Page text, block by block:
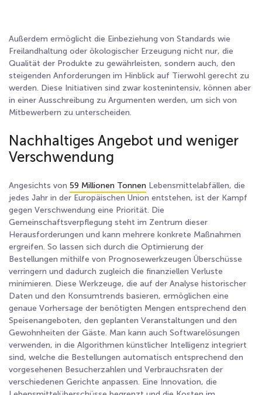
Außerdem ermöglicht die Einbeziehung von Standards wie
Freilandhaltung oder ökologischer Erzeugung nicht nur, die
Qualität der Produkte zu gewährleisten, sondern auch, den
steigenden Anforderungen im Hinblick auf Tierwohl gerecht zu
werden. Diese Initiativen sind zwar kostenintensiv, können aber
in einer Ausschreibung zu Argumenten werden, um sich von
Mitbewerbern zu unterscheiden.
Nachhaltiges Angebot und weniger
Verschwendung
Angesichts von 59 Millionen Tonnen Lebensmittelabfällen, die
jedes Jahr in der Europäischen Union entstehen, ist der Kampf
gegen Verschwendung eine Priorität. Die
Gemeinschaftsverpflegung steht im Zentrum dieser
Herausforderungen und kann mehrere konkrete Maßnahmen
ergreifen. So lassen sich durch die Optimierung der
Bestellungen mithilfe von Prognosewerkzeugen Überschüsse
verringern und dadurch zugleich die finanziellen Verluste
minimieren. Diese Werkzeuge, die auf der Analyse historischer
Daten und den Konsumtrends basieren, ermöglichen eine
genaue Vorhersage der benötigten Mengen entsprechend den
Speisenangeboten, den geplanten Veranstaltungen und den
Gewohnheiten der Gäste. Man kann auch Softwarelösungen
verwenden, in die Algorithmen künstlicher Intelligenz integriert
sind, welche die Bestellungen automatisch entsprechend den
vorgesehenen Besucherzahlen und Verbrauchsraten der
verschiedenen Gerichte anpassen. Eine Innovation, die